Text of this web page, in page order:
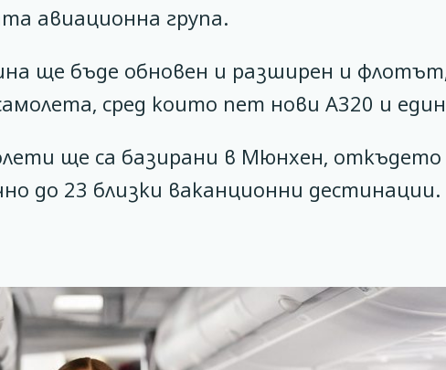
авиационна група.
ще бъде обновен и разширен и
сред които пет нови А320 и
ще са базирани в Мюнхен, откъдето
до 23 близки ваканционни дестинации.